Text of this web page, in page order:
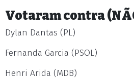
Votaram contra
Dylan Dantas (PL)
Fernanda Garcia (PSOL)
Henri Arida (MDB)